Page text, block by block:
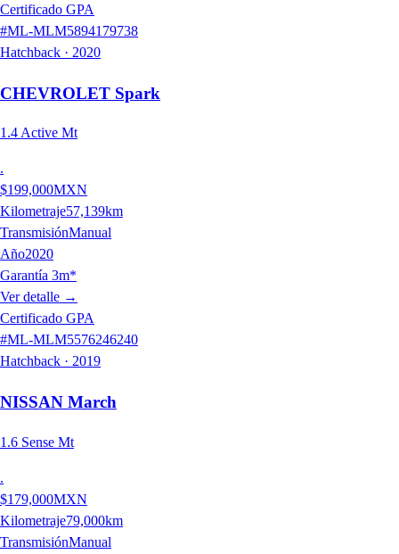
Certificado GPA
#ML-MLM5894179738
Hatchback · 2020
CHEVROLET Spark
1.4 Active Mt
.
$199,000MXN
Kilometraje57,139km
TransmisiónManual
Año2020
Garantía 3m*
Ver detalle →
Certificado GPA
#ML-MLM5576246240
Hatchback · 2019
NISSAN March
1.6 Sense Mt
.
$179,000MXN
Kilometraje79,000km
TransmisiónManual